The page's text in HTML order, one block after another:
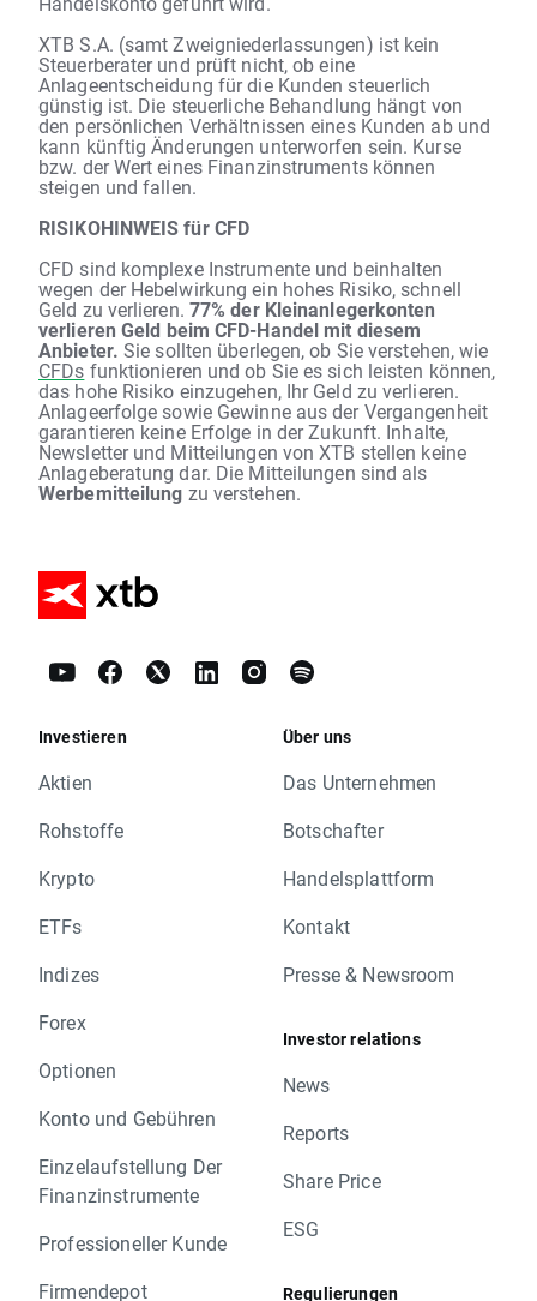
XTB S.A. (samt Zweigniederlassungen) ist kein
Steuerberater und prüft nicht, ob eine
Anlageentscheidung für die Kunden steuerlich
günstig ist. Die steuerliche Behandlung hängt von
den persönlichen Verhältnissen eines Kunden ab und
kann künftig Änderungen unterworfen sein. Kurse
bzw. der Wert eines Finanzinstruments können
steigen und fallen.
RISIKOHINWEIS für CFD
CFD sind komplexe Instrumente und beinhalten
wegen der Hebelwirkung ein hohes Risiko, schnell
Geld zu verlieren. 77% der Kleinanlegerkonten
verlieren Geld beim CFD-Handel mit diesem
Anbieter. Sie sollten überlegen, ob Sie verstehen, wie
CFDs funktionieren und ob Sie es sich leisten können,
das hohe Risiko einzugehen, Ihr Geld zu verlieren.
Anlageerfolge sowie Gewinne aus der Vergangenheit
garantieren keine Erfolge in der Zukunft. Inhalte,
Newsletter und Mitteilungen von XTB stellen keine
Anlageberatung dar. Die Mitteilungen sind als
Werbemitteilung zu verstehen.
Investieren
Aktien
Rohstoffe
Krypto
ETFs
Indizes
Forex
Optionen
Konto und Gebühren
Einzelaufstellung Der
Finanzinstrumente
Professioneller Kunde
Firmendepot
Über uns
Das Unternehmen
Botschafter
Handelsplattform
Kontakt
Presse & Newsroom
Investor relations
News
Reports
Share Price
ESG
Regulierungen